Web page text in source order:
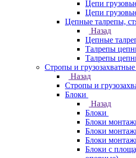
Цепи
Цепи
Цепные талрепы,
Назад
Цепные
Талрепы
Талрепы
Стропы и
Назад
Стропы и
Блоки
Назад
Блоки
Блоки
Блоки
Блоки
Блоки с